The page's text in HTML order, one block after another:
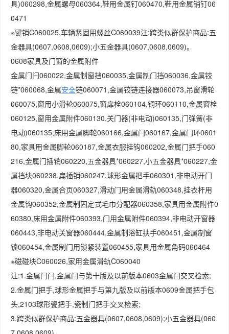
具)060298,金属螺母060364,鞋用金属钉060470,鞋用金属销钉06
0471
※键销C060025,车辆紧固用螺丝C060039注:跨类似群保护商品:五
金器具(0607,0608,0609);小五金器具(0607,0608,0609)。
0608家具及门窗的金属附件
金属门闩060022,金属制窗挡060035,金属制门挡060036,金属铰
链*060068,金属安全链060071,金属铰链连接器060073,吊窗滑轮
060075,窗用小滑轮060075,窗扉栓060104,铜环060110,金属窗栓
060125,窗用金属附件060130,关门器(非电动)060135,门弹簧(非
电动)060135,床用金属脚轮060166,金属闩060167,金属门环0601
80,家具用金属脚轮060187,金属衣服挂钩060202,金属门把手060
216,金属门插销060220,五金器具*060227,小五金器具*060227,金
属挡块060238,扁插销060247,球形金属把手060301,非电动开门
器060320,金属合页060327,滑动门用金属滑轨060348,挂衣杆用
金属钩060352,金属制固定式毛巾分配器060358,家具用金属附件0
60380,床用金属附件060393,门用金属附件060394,非电动开窗器
060443,非电动关窗器060444,金属制浴缸扶手060451,金属制窗
锁060454,金属制门用锁紧装置060455,家具用金属角码060464
※磁碰块C060026,家用金属滑轨C060040
注:1.金属门闩,金属闩与第十版及以前版本0603金属闩交叉检索;
2.金属门把手,球形金属把手与第九版及以前版本0609金属把手包
头,2103球形瓷把手,瓷制门把手交叉检索;
3.跨类似群保护商品:五金器具(0607,0608,0609);小五金器具(060